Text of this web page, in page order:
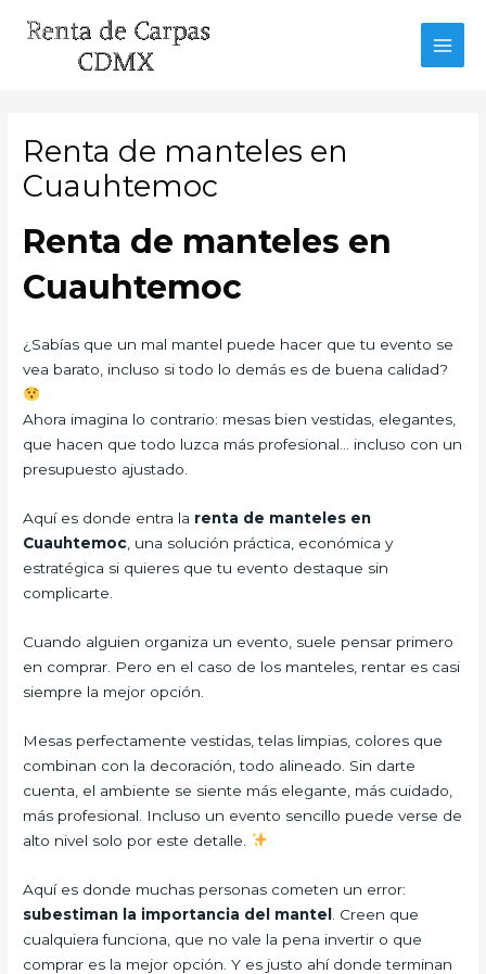
Renta de manteles en
Cuauhtemoc
Renta de manteles en
Cuauhtemoc
¿Sabías que un mal mantel puede hacer que tu evento se
vea barato, incluso si todo lo demás es de buena calidad?
Ahora imagina lo contrario: mesas bien vestidas, elegantes,
que hacen que todo luzca más profesional… incluso con un
presupuesto ajustado.
Aquí es donde entra la renta de manteles en
Cuauhtemoc , una solución práctica, económica y
estratégica si quieres que tu evento destaque sin
complicarte.
Cuando alguien organiza un evento, suele pensar primero
en comprar. Pero en el caso de los manteles, rentar es casi
siempre la mejor opción.
Mesas perfectamente vestidas, telas limpias, colores que
combinan con la decoración, todo alineado. Sin darte
cuenta, el ambiente se siente más elegante, más cuidado,
más profesional. Incluso un evento sencillo puede verse de
alto nivel solo por este detalle.
Aquí es donde muchas personas cometen un error:
subestiman la importancia del mantel . Creen que
cualquiera funciona, que no vale la pena invertir o que
comprar es la mejor opción. Y es justo ahí donde terminan